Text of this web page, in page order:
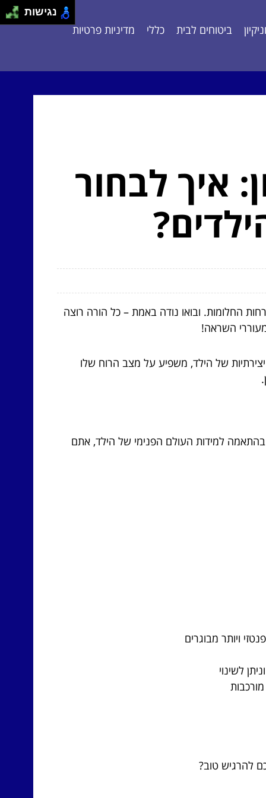
ביטוחים לבית כללי מדיניות פרטיות
איך לבחור
החלומות. ובואו נודה באמת – כל הורה רוצה
השראה!
של הילד, משפיע על מצב הרוח שלו
למידות העולם הפנימי של הילד, אתם
ויותר מבוגרים
לשינוי
להרגיש טוב?
נגישות